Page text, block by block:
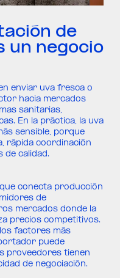
de
un negocio
enviar uva fresca o
hacia mercados
sanitarias,
En la práctica, la uva
sensible, porque
rápida coordinación
calidad.
conecta producción
de
mercados donde la
precios competitivos.
factores más
puede
proveedores tienen
de negociación.